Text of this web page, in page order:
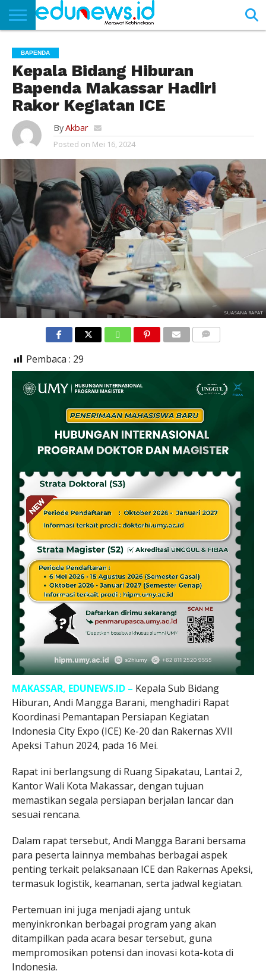
NEWS
EDUNEWS
LITERASI
PUSTAKA
SOSOK
TEKNO
KHASANAH
SASTRA
BAPENDA
Kepala Bidang Hiburan
Bapenda Makassar Hadiri
Rakor Kegiatan ICE
ByAkbar
Posted on Mei 16, 2024
SUASANA RAPAT
Pembaca : 29
MAKASSAR, EDUNEWS.ID – Kepala Sub Bidang
Hiburan, Andi Mangga Barani, menghadiri Rapat
Koordinasi Pemantapan Persiapan Kegiatan
Indonesia City Expo (ICE) Ke-20 dan Rakernas XVII
Apeksi Tahun 2024, pada 16 Mei.
Rapat ini berlangsung di Ruang Sipakatau, Lantai 2,
Kantor Wali Kota Makassar, dengan tujuan
memastikan segala persiapan berjalan lancar dan
sesuai rencana.
Dalam rapat tersebut, Andi Mangga Barani bersama
para peserta lainnya membahas berbagai aspek
penting terkait pelaksanaan ICE dan Rakernas Apeksi,
termasuk logistik, keamanan, serta jadwal kegiatan.
Pertemuan ini juga menjadi ajang untuk
menyinkronkan berbagai program yang akan
ditampilkan pada acara besar tersebut, guna
mempromosikan potensi dan inovasi kota-kota di
Indonesia.